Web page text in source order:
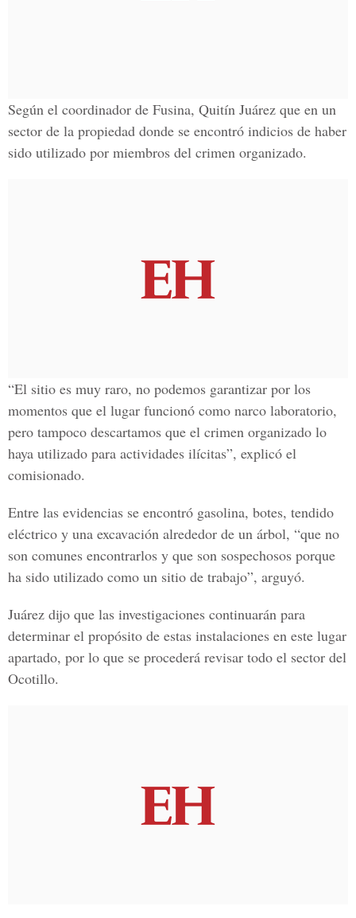
Según el coordinador de Fusina, Quitín Juárez que en un
sector de la propiedad donde se encontró indicios de haber
sido utilizado por miembros del crimen organizado.
“El sitio es muy raro, no podemos garantizar por los
momentos que el lugar funcionó como narco laboratorio,
pero tampoco descartamos que el crimen organizado lo
haya utilizado para actividades ilícitas”, explicó el
comisionado.
Entre las evidencias se encontró gasolina, botes, tendido
eléctrico y una excavación alrededor de un árbol, “que no
son comunes encontrarlos y que son sospechosos porque
ha sido utilizado como un sitio de trabajo”, arguyó.
Juárez dijo que las investigaciones continuarán para
determinar el propósito de estas instalaciones en este lugar
apartado, por lo que se procederá revisar todo el sector del
Ocotillo.